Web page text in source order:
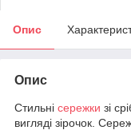
Опис
Опис
Стильні сережки зі
вигляді зірочок.